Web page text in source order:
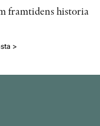
framtidens historia
>